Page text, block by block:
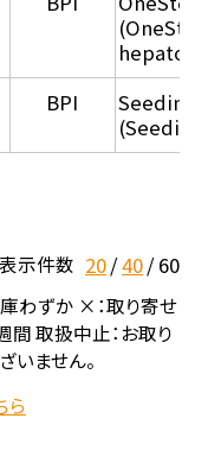
BPI
Seeding
表示件数 20 40 60
わずか ×：取り寄せ
取扱中止：お取り
いません。
ら